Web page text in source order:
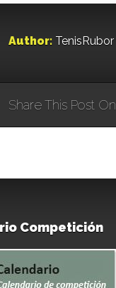
Author: TenisRubor
Share This Post On
Competición